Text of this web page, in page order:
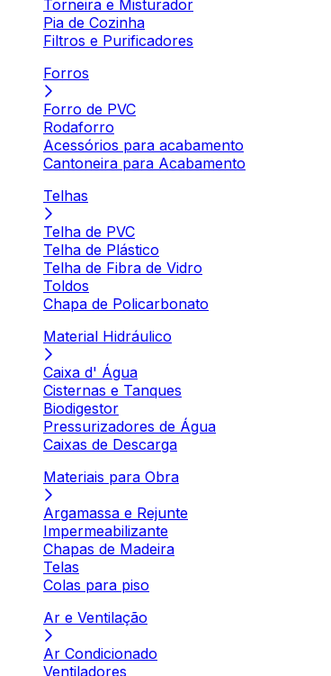
Torneira e Misturador
Pia de Cozinha
Filtros e Purificadores
Forros
Forro de PVC
Rodaforro
Acessórios para acabamento
Cantoneira para Acabamento
Telhas
Telha de PVC
Telha de Plástico
Telha de Fibra de Vidro
Toldos
Chapa de Policarbonato
Material Hidráulico
Caixa d' Água
Cisternas e Tanques
Biodigestor
Pressurizadores de Água
Caixas de Descarga
Materiais para Obra
Argamassa e Rejunte
Impermeabilizante
Chapas de Madeira
Telas
Colas para piso
Ar e Ventilação
Ar Condicionado
Ventiladores